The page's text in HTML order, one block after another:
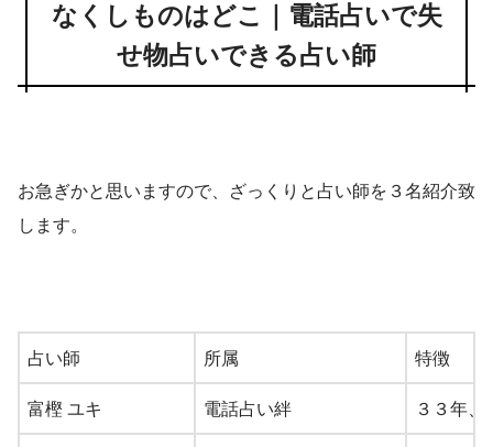
なくしものはどこ｜電話占いで失
せ物占いできる占い師
お急ぎかと思いますので、ざっくりと占い師を３名紹介致
します。
占い師 所属 特徴
富樫 ユキ 電話占い絆 ３３年